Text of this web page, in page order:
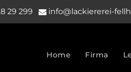
29 299 info@lackiererei-
Home Firma